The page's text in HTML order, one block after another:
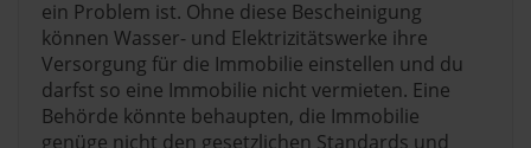
ein Problem ist. Ohne diese Bescheinigung
können Wasser- und Elektrizitätswerke ihre
Versorgung für die Immobilie einstellen und du
darfst so eine Immobilie nicht vermieten. Eine
Behörde könnte behaupten, die Immobilie
genüge nicht den gesetzlichen Standards und